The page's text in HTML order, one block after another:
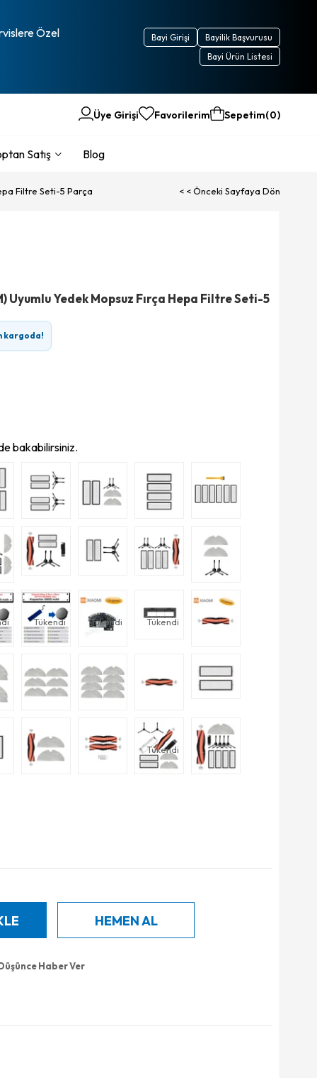
Özel
Bayilik Başvurusu
Bayi Girişi
Bayi Ürün Listesi
Üye Girişi Favorilerim Sepetim 0
Satış Blog
Filtre Seti-5 Parça < < Önceki Sayfaya Dön
Uyumlu Yedek Mopsuz Fırça Hepa Filtre Seti-5
kargoda!
bakabilirsiniz.
Tükendi Tükendi Tükendi
Tükendi
Haber Ver